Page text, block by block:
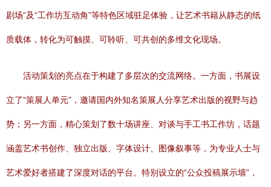
剧场”及“工作坊互动角”等特色区域驻足体验，让艺术书籍从静态的纸
质载体，转化为可触摸、可聆听、可共创的多维文化现场。
活动策划的亮点在于构建了多层次的交流网络。一方面，书展设
立了“策展人单元”，邀请国内外知名策展人分享艺术出版的视野与趋
势；另一方面，精心策划了数十场讲座、对谈与手工书工作坊，话题
涵盖艺术书创作、独立出版、字体设计、图像叙事等，为专业人士与
艺术爱好者搭建了深度对话的平台。特别设立的“公众投稿展示墙”，